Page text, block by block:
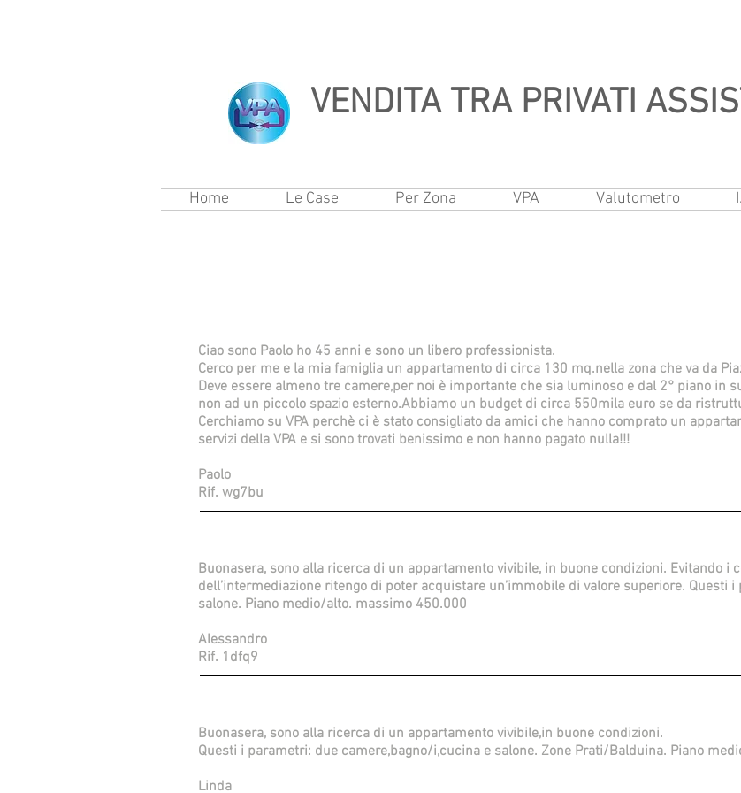
VENDITA TRA PRIVATI
Home Le Case Per Zona VPA Valutometro
Ciao sono Paolo ho 45 anni e sono un libero professionista.
Cerco per me e la mia famiglia un appartamento di circa 130 mq.nella zona che va da
Deve essere almeno tre camere,per noi è importante che sia luminoso e dal 2° piano in
non ad un piccolo spazio esterno.Abbiamo un budget di circa 550mila euro se da
Cerchiamo su VPA perchè ci è stato consigliato da amici che hanno comprato un
servizi della VPA e si sono trovati benissimo e non hanno pagato nulla!!!
Paolo
Rif. wg7bu
Buonasera, sono alla ricerca di un appartamento vivibile, in buone condizioni. Evitando i
dell’intermediazione ritengo di poter acquistare un’immobile di valore superiore. Questi
salone. Piano medio/alto. massimo 450.000
Alessandro
Rif. 1dfq9
Buonasera, sono alla ricerca di un appartamento vivibile,in buone condizioni.
Questi i parametri: due camere,bagno/i,cucina e salone. Zone Prati/Balduina. Piano
Linda